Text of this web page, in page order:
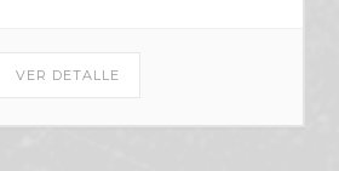
VER DETALLE